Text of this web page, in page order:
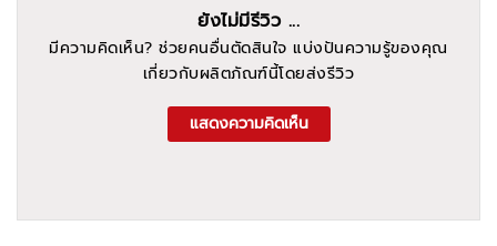
ยังไม่มีรีวิว ...
มีความคิดเห็น? ช่วยคนอื่นตัดสินใจ แบ่งปันความรู้ของคุณ
เกี่ยวกับผลิตภัณฑ์นี้โดยส่งรีวิว
แสดงความคิดเห็น